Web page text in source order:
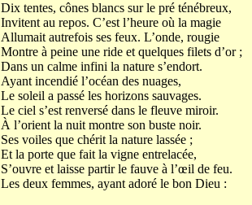
Dix tentes, cônes blancs sur le pré ténébreux,
Invitent au repos. C’est l’heure où la magie
Allumait autrefois ses feux. L’onde, rougie
Montre à peine une ride et quelques filets d’or ;
Dans un calme infini la nature s’endort.
Ayant incendié l’océan des nuages,
Le soleil a passé les horizons sauvages.
Le ciel s’est renversé dans le fleuve miroir.
À l’orient la nuit montre son buste noir.
Ses voiles que chérit la nature lassée ;
Et la porte que fait la vigne entrelacée,
S’ouvre et laisse partir le fauve à l’œil de feu.
Les deux femmes, ayant adoré le bon Dieu :